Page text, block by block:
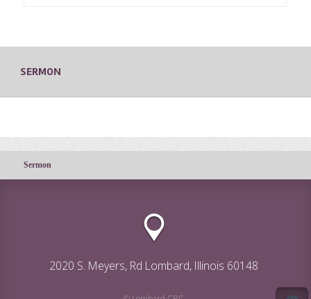
SERMON
Sermon
2020 S. Meyers, Rd Lombard, Illinois 60148